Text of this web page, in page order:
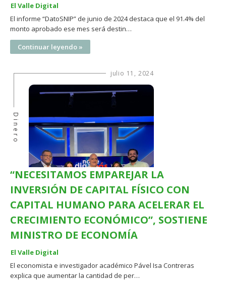
El Valle Digital
El informe “DatoSNIP” de junio de 2024 destaca que el 91.4% del
monto aprobado ese mes será destin…
Continuar leyendo »
julio 11, 2024
Dinero
“NECESITAMOS EMPAREJAR LA
INVERSIÓN DE CAPITAL FÍSICO CON
CAPITAL HUMANO PARA ACELERAR EL
CRECIMIENTO ECONÓMICO”, SOSTIENE
MINISTRO DE ECONOMÍA
El Valle Digital
El economista e investigador académico Pável Isa Contreras
explica que aumentar la cantidad de per…